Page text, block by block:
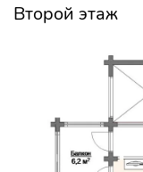
Второй этаж